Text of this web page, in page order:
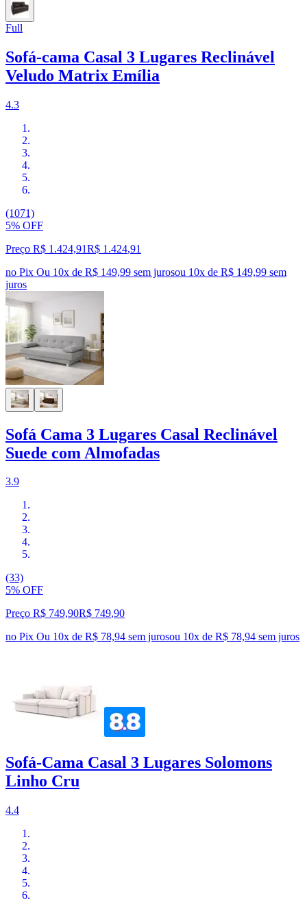
Full
Sofá-cama Casal 3 Lugares Reclinável
Veludo Matrix Emília
4.3
(1071)
5% OFF
Preço R$ 1.424,91R$ 1.424,91
no Pix Ou 10x de R$ 149,99 sem jurosou 10x de R$ 149,99 sem
juros
Sofá Cama 3 Lugares Casal Reclinável
Suede com Almofadas
3.9
(33)
5% OFF
Preço R$ 749,90R$ 749,90
no Pix Ou 10x de R$ 78,94 sem jurosou 10x de R$ 78,94 sem juros
Sofá-Cama Casal 3 Lugares Solomons
Linho Cru
4.4